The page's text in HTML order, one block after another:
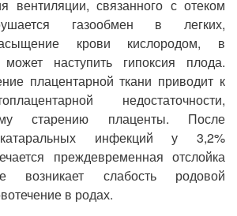
вентиляции, связанного с отеком
газообмен в легких,
крови кислородом, в
может наступить гипоксия плода.
плацентарной ткани приводит к
недостаточности,
старению плаценты. После
инфекций у 3,2%
преждевременная отслойка
возникает слабость родовой
в родах.